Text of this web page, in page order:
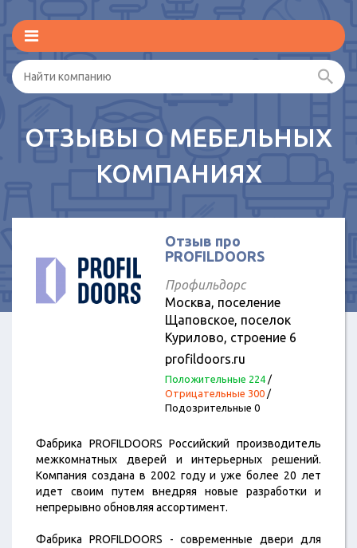
ОТЗЫВЫ О МЕБЕЛЬНЫХ
КОМПАНИЯХ
Отзыв про
PROFILDOORS
Профильдорс
Москва, поселение
Щаповское, поселок
Курилово, строение 6
profildoors.ru
Положительные 224/
Отрицательные 300/
Подозрительные 0
Фабрика PROFILDOORS Российский производитель
межкомнатных дверей и интерьерных решений.
Компания создана в 2002 году и уже более 20 лет
идет своим путем внедряя новые разработки и
непрерывно обновляя ассортимент.
Фабрика PROFILDOORS - современные двери для